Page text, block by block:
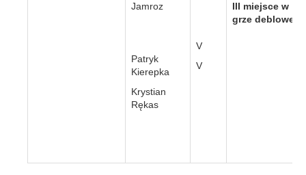
Jamroz
Patryk
Kierepka
Krystian
Rękas
V
V
III miejsce w
grze deblowej